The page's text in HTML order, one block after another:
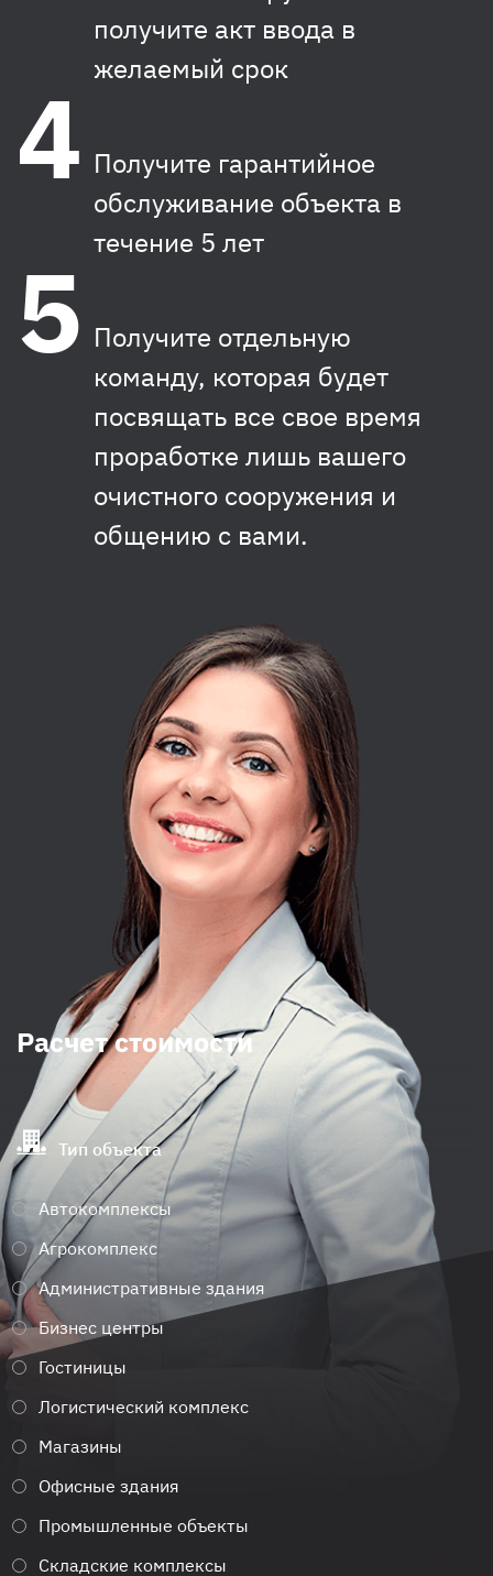
получите акт ввода в
желаемый срок
Получите гарантийное
обслуживание объекта в
течение 5 лет
Получите отдельную
команду, которая будет
посвящать все свое время
проработке лишь вашего
очистного сооружения и
общению с вами.
Расчет стоимости
Тип объекта
Автокомплексы
Агрокомплекс
Административные здания
Бизнес центры
Гостиницы
Логистический комплекс
Магазины
Офисные здания
Промышленные объекты
Складские комплексы